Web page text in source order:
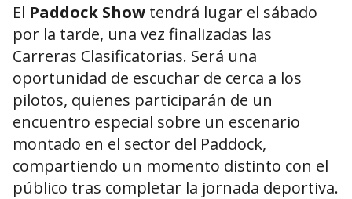
El Paddock Show tendrá lugar el sábado
por la tarde, una vez finalizadas las
Carreras Clasificatorias. Será una
oportunidad de escuchar de cerca a los
pilotos, quienes participarán de un
encuentro especial sobre un escenario
montado en el sector del Paddock,
compartiendo un momento distinto con el
público tras completar la jornada deportiva.